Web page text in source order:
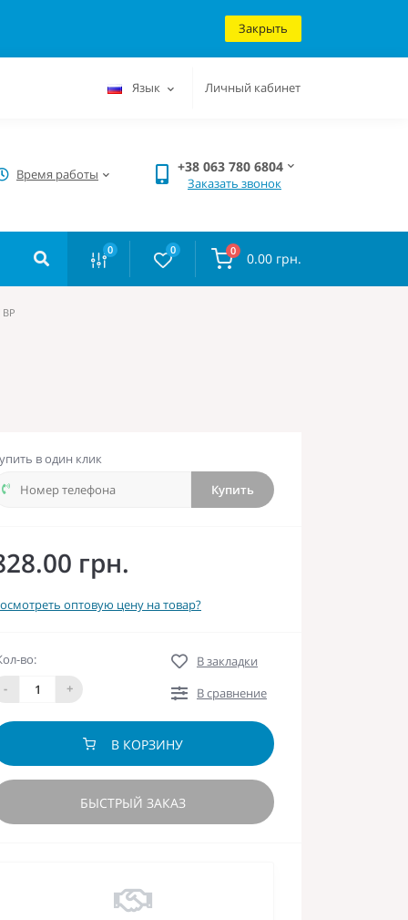
Закрыть
Язык Личный кабинет
Время работы +38 063 780 6804
Заказать звонок
0 0 0 0.00 грн.
ВР
в один клик
Купить
грн.
оптовую цену на товар?
во:
-
+
В закладки
В сравнение
В КОРЗИНУ
БЫСТРЫЙ ЗАКАЗ